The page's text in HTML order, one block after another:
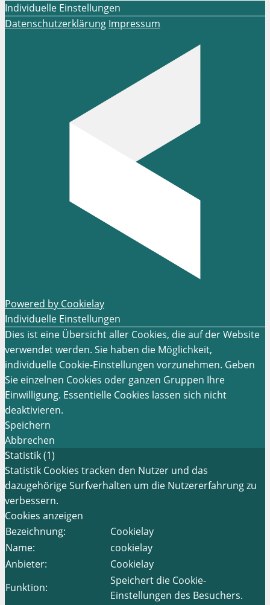
Individuelle Einstellungen
Datenschutzerklärung Impressum
Powered by Cookielay
Individuelle Einstellungen
Dies ist eine Übersicht aller Cookies, die auf der Website
verwendet werden. Sie haben die Möglichkeit,
individuelle Cookie-Einstellungen vorzunehmen. Geben
Sie einzelnen Cookies oder ganzen Gruppen Ihre
Einwilligung. Essentielle Cookies lassen sich nicht
deaktivieren.
Speichern
Abbrechen
Statistik (1)
Statistik Cookies tracken den Nutzer und das
dazugehörige Surfverhalten um die Nutzererfahrung zu
verbessern.
Cookies anzeigen
Bezeichnung:
Cookielay
Name:
cookielay
Anbieter:
Cookielay
Funktion:
Speichert die Cookie-
Einstellungen des Besuchers.